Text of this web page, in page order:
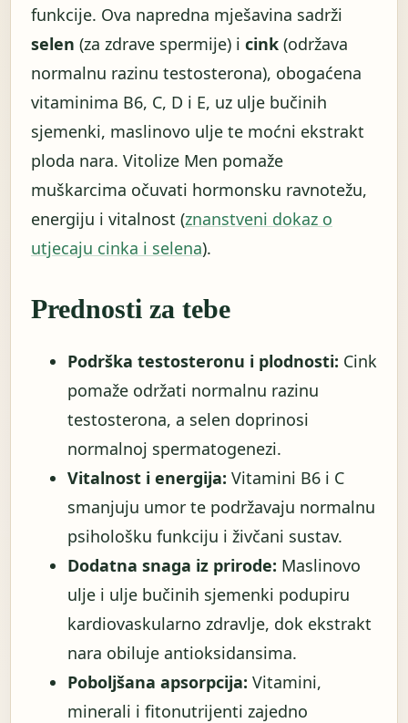
funkcije. Ova napredna mješavina sadrži
selen (za zdrave spermije) i cink (održava
normalnu razinu testosterona), obogaćena
vitaminima B6, C, D i E, uz ulje bučinih
sjemenki, maslinovo ulje te moćni ekstrakt
ploda nara. Vitolize Men pomaže
muškarcima očuvati hormonsku ravnotežu,
energiju i vitalnost (znanstveni dokaz o
utjecaju cinka i selena).
Prednosti za tebe
Podrška testosteronu i plodnosti: Cink
pomaže održati normalnu razinu
testosterona, a selen doprinosi
normalnoj spermatogenezi.
Vitalnost i energija: Vitamini B6 i C
smanjuju umor te podržavaju normalnu
psihološku funkciju i živčani sustav.
Dodatna snaga iz prirode: Maslinovo
ulje i ulje bučinih sjemenki podupiru
kardiovaskularno zdravlje, dok ekstrakt
nara obiluje antioksidansima.
Poboljšana apsorpcija: Vitamini,
minerali i fitonutrijenti zajedno